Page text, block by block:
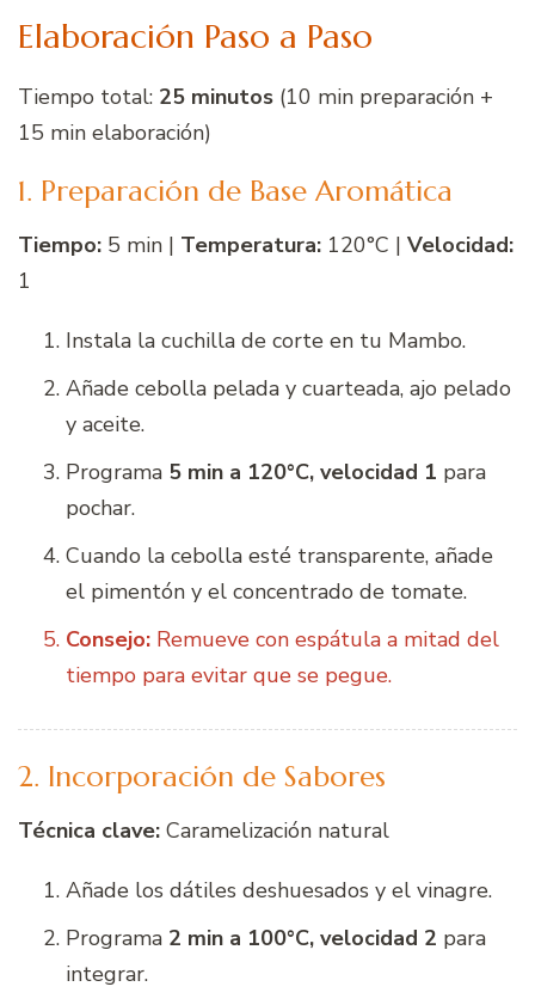
Elaboración Paso a Paso
Tiempo total: 25 minutos (10 min preparación +
15 min elaboración)
1. Preparación de Base Aromática
Tiempo: 5 min | Temperatura: 120°C | Velocidad:
1
Instala la cuchilla de corte en tu Mambo.
Añade cebolla pelada y cuarteada, ajo pelado
y aceite.
Programa 5 min a 120°C, velocidad 1 para
pochar.
Cuando la cebolla esté transparente, añade
el pimentón y el concentrado de tomate.
Consejo: Remueve con espátula a mitad del
tiempo para evitar que se pegue.
2. Incorporación de Sabores
Técnica clave: Caramelización natural
Añade los dátiles deshuesados y el vinagre.
Programa 2 min a 100°C, velocidad 2 para
integrar.